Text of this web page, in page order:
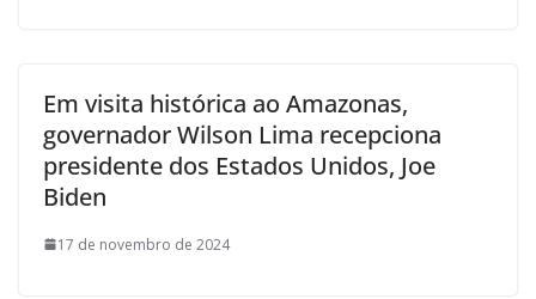
Em visita histórica ao Amazonas,
governador Wilson Lima recepciona
presidente dos Estados Unidos, Joe
Biden
17 de novembro de 2024